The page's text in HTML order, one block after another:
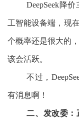
DeepSeek降
工智能设备端，现
个概率还是很大的
该会活跃。
不过，
有消息啊！
二、发改委：